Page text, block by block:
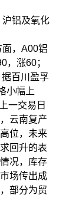
铝及氧化
，A00铝
，涨60；
百川盈孚
小幅上
一交易日
云南复产
位，未来
回升的表
况，库存
场传出成
部分为贸